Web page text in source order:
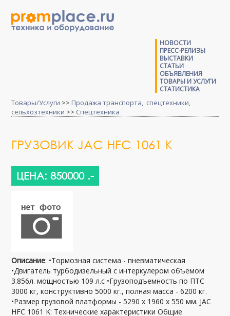
НОВОСТИ
ПРЕСС-РЕЛИЗЫ
ВЫСТАВКИ
СТАТЬИ
ОБЪЯВЛЕНИЯ
ТОВАРЫ И УСЛУГИ
СТАТИСТИКА
Товары/Услуги >> Продажа транспорта, спецтехники,
сельхозтехники >> Спецтехника
ГРУЗОВИК JAC HFC 1061 K
ЦЕНА: 850000 .-
Описание: •Тормозная система - пневматическая
•Двигатель турбодизельный с интеркулером объемом
3.856л. мощностью 109 л.с •Грузоподъемность по ПТС
3000 кг, конструктивно 5000 кг., полная масса - 6200 кг.
•Размер грузовой платформы - 5290 х 1960 х 550 мм. JAC
HFC 1061 K: Технические характеристики Общие